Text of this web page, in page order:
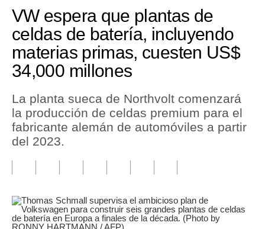
Economía
Mercados
Perú
Política
Tu Dinero
Finanzas Personales
Opinión
VW espera que plantas de
celdas de batería, incluyendo
materias primas, cuesten US$
34,000 millones
La planta sueca de Northvolt comenzará
la producción de celdas premium para el
fabricante alemán de automóviles a partir
del 2023.